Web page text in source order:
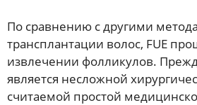
По сравнению с другими
трансплантации волос, FUE
извлечении фолликулов.
является несложной
считаемой простой